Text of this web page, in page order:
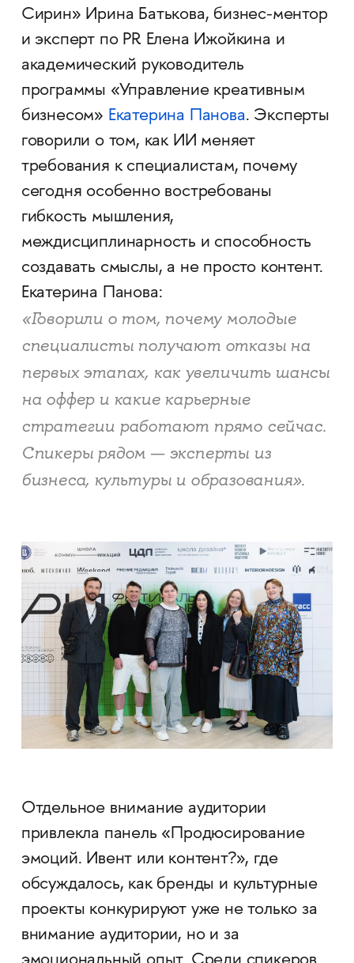
Сирин» Ирина Батькова, бизнес-ментор
и эксперт по PR Елена Ижойкина и
академический руководитель
программы «Управление креативным
бизнесом» Екатерина Панова. Эксперты
говорили о том, как ИИ меняет
требования к специалистам, почему
сегодня особенно востребованы
гибкость мышления,
междисциплинарность и способность
создавать смыслы, а не просто контент.
Екатерина Панова:
«Говорили о том, почему молодые
специалисты получают отказы на
первых этапах, как увеличить шансы
на оффер и какие карьерные
стратегии работают прямо сейчас.
Спикеры рядом — эксперты из
бизнеса, культуры и образования».
Отдельное внимание аудитории
привлекла панель «Продюсирование
эмоций. Ивент или контент?», где
обсуждалось, как бренды и культурные
проекты конкурируют уже не только за
внимание аудитории, но и за